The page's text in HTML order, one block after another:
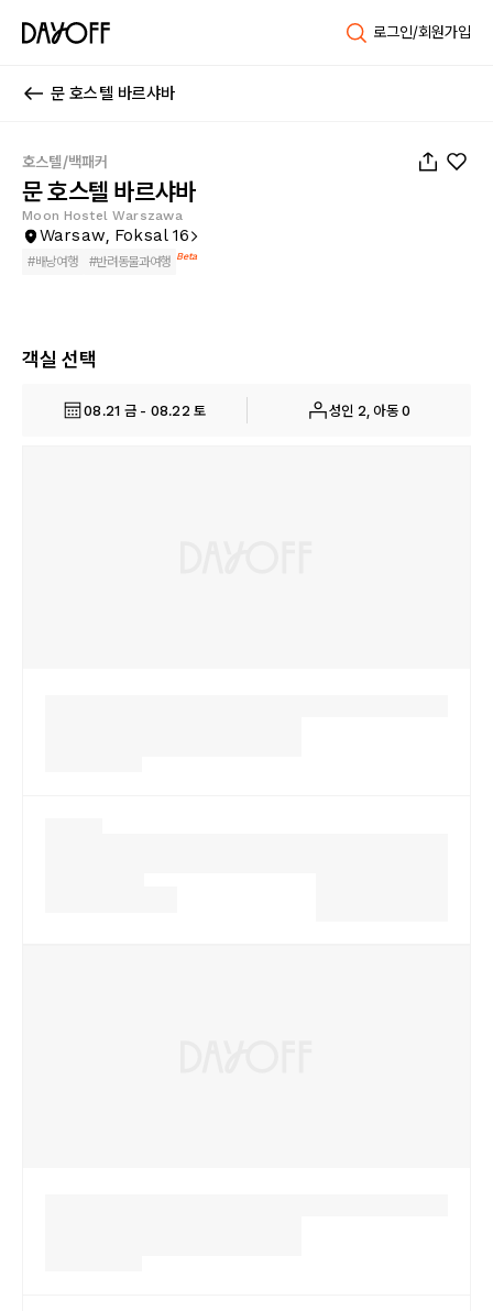
로그인/회원가입
문 호스텔 바르샤바
호스텔/백패커
문 호스텔 바르샤바
Moon Hostel Warszawa
Warsaw, Foksal 16
#배낭여행 #반려동물과여행 Beta
객실 선택
08.21 금 - 08.22 토 성인 2, 아동 0